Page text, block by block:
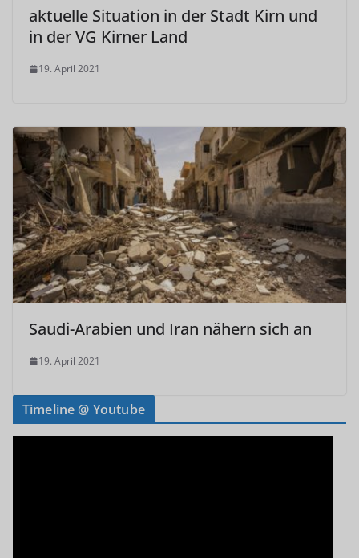
aktuelle Situation in der Stadt Kirn und
in der VG Kirner Land
19. April 2021
Saudi-Arabien und Iran nähern sich an
19. April 2021
Timeline @ Youtube